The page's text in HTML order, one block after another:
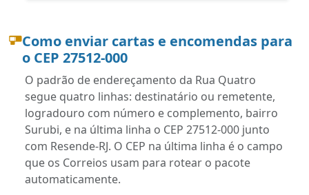
Como enviar cartas e encomendas para
o CEP 27512-000
O padrão de endereçamento da Rua Quatro
segue quatro linhas: destinatário ou remetente,
logradouro com número e complemento, bairro
Surubi, e na última linha o CEP 27512-000 junto
com Resende-RJ. O CEP na última linha é o campo
que os Correios usam para rotear o pacote
automaticamente.